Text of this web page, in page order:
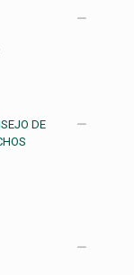
DE